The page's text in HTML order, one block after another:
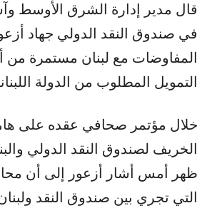
قال مدير إدارة الشرق الأوسط
في صندوق النقد الدولي جهاد
المفاوضات مع لبنان مستمرة من
التمويل المطلوب من الدولة
خلال مؤتمر صحافي عقده على
الخريف لصندوق النقد الدولي
ظهر أمس أشار أزعور إلى أن
التي تجري بين صندوق النقد